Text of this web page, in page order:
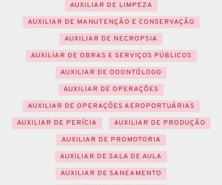
AUXILIAR DE LIMPEZA
AUXILIAR DE MANUTENÇÃO E CONSERVAÇÃO
AUXILIAR DE NECROPSIA
AUXILIAR DE OBRAS E SERVIÇOS PÚBLICOS
AUXILIAR DE ODONTÓLOGO
AUXILIAR DE OPERAÇÕES
AUXILIAR DE OPERAÇÕES AEROPORTUÁRIAS
AUXILIAR DE PERÍCIA
AUXILIAR DE PRODUÇÃO
AUXILIAR DE PROMOTORIA
AUXILIAR DE SALA DE AULA
AUXILIAR DE SANEAMENTO